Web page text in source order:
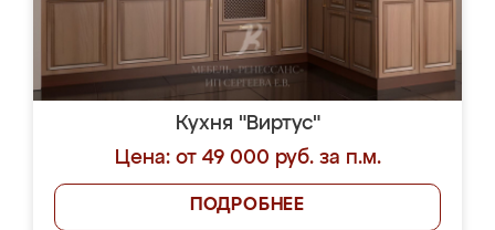
Кухня "Виртус"
Цена: от 49 000 руб. за п.м.
ПОДРОБНЕЕ